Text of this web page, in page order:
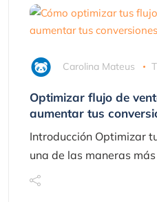
Carolina Mateus
Optimizar flujo de
aumentar tus
Introducción Optimizar
una de las maneras